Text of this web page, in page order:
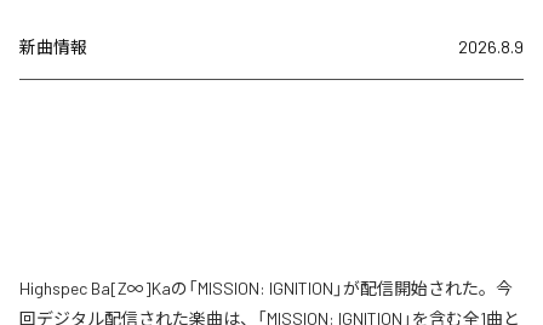
新曲情報 2026.8.9
Highspec Ba[Z∞]Kaの「MISSION: IGNITION」が配信開始された。今
回デジタル配信された楽曲は、「MISSION: IGNITION」を含む全1曲と